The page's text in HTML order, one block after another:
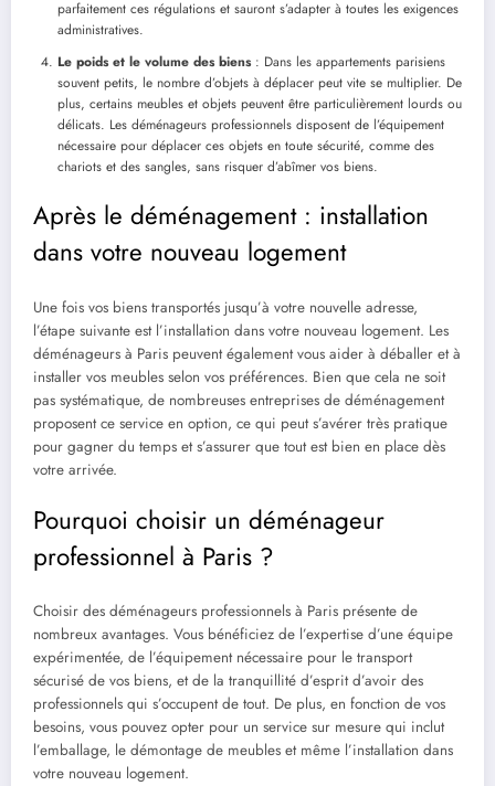
parfaitement ces régulations et sauront s’adapter à toutes les exigences
administratives.
Le poids et le volume des biens: Dans les appartements parisiens
souvent petits, le nombre d’objets à déplacer peut vite se multiplier. De
plus, certains meubles et objets peuvent être particulièrement lourds ou
délicats. Les déménageurs professionnels disposent de l’équipement
nécessaire pour déplacer ces objets en toute sécurité, comme des
chariots et des sangles, sans risquer d’abîmer vos biens.
Après le déménagement : installation
dans votre nouveau logement
Une fois vos biens transportés jusqu’à votre nouvelle adresse,
l’étape suivante est l’installation dans votre nouveau logement. Les
déménageurs à Paris peuvent également vous aider à déballer et à
installer vos meubles selon vos préférences. Bien que cela ne soit
pas systématique, de nombreuses entreprises de déménagement
proposent ce service en option, ce qui peut s’avérer très pratique
pour gagner du temps et s’assurer que tout est bien en place dès
votre arrivée.
Pourquoi choisir un déménageur
professionnel à Paris ?
Choisir des déménageurs professionnels à Paris présente de
nombreux avantages. Vous bénéficiez de l’expertise d’une équipe
expérimentée, de l’équipement nécessaire pour le transport
sécurisé de vos biens, et de la tranquillité d’esprit d’avoir des
professionnels qui s’occupent de tout. De plus, en fonction de vos
besoins, vous pouvez opter pour un service sur mesure qui inclut
l’emballage, le démontage de meubles et même l’installation dans
votre nouveau logement.